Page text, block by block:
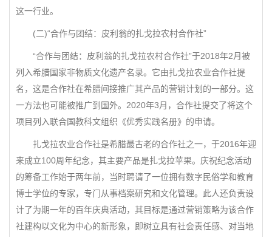
这一行业。
(二)“合作与团结：皮利翁的扎戈拉农村合作社”
“合作与团结：皮利翁的扎戈拉农村合作社”于2018年2月被
列入希腊国家非物质文化遗产名录。它由扎戈拉农业合作社提
名，这是合作社在希腊间接推广其产品的营销计划的一部分。这
一方法也可能被推广到国外。2020年3月，合作社提交了将这个
项目列入联合国教科文组织《优秀实践名册》的申请。
扎戈拉农业合作社是希腊最古老的合作社之一，于2016年迎
来成立100周年纪念，其主要产品是扎戈拉苹果。庆祝纪念活动
的筹备工作始于两年前，当时聘请了一位拥有数字民俗学和教育
博士学位的专家，专门从事档案研究和文化管理。此人还负责设
计了为期一年的百年庆典活动，其目标是通过营销策略为该合作
社建构以文化为中心的新形象，即树立具有社会责任感、对当地